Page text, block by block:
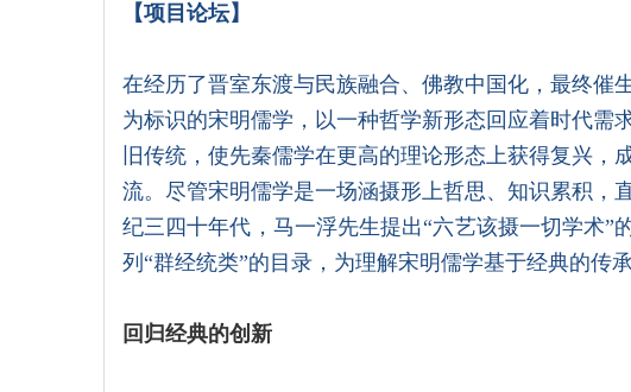
【项目论坛】
在经历了晋室东渡与民族融合、佛教中国化，最终催
为标识的宋明儒学，以一种哲学新形态回应着时代需
旧传统，使先秦儒学在更高的理论形态上获得复兴
流。尽管宋明儒学是一场涵摄形上哲思、知识累积，
纪三四十年代，马一浮先生提出“六艺该摄一切学术”
列“群经统类”的目录，为理解宋明儒学基于经典的传
回归经典的创新